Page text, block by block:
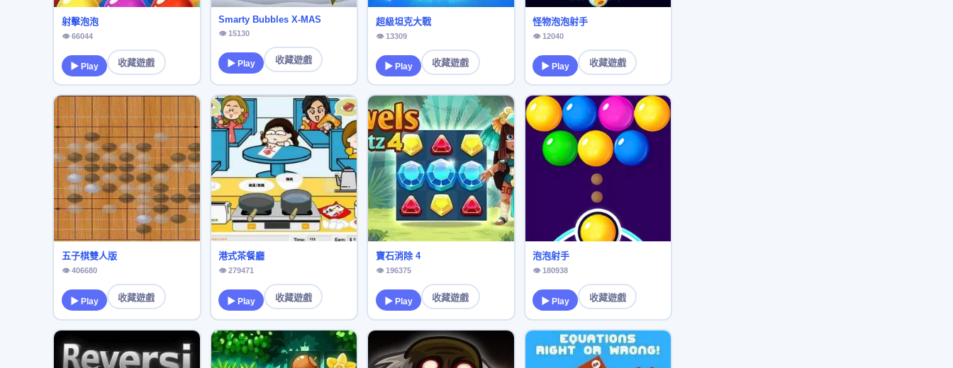
射擊泡泡
👁 66044
▶ Play 收藏遊戲
Smarty Bubbles X-MAS
👁 15130
▶ Play 收藏遊戲
超級坦克大戰
👁 13309
▶ Play 收藏遊戲
怪物泡泡射手
👁 12040
▶ Play 收藏遊戲
五子棋雙人版
👁 406680
▶ Play 收藏遊戲
港式茶餐廳
👁 279471
▶ Play 收藏遊戲
寶石消除 4
👁 196375
▶ Play 收藏遊戲
泡泡射手
👁 180938
▶ Play 收藏遊戲